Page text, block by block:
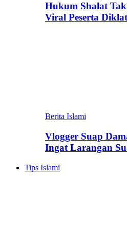
Hukum Shalat
Viral Peserta
Berita Islami
Vlogger Suap
Ingat Larangan
Tips Islami